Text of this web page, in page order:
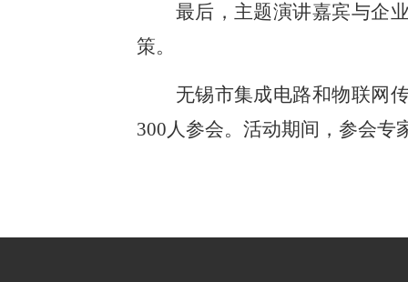
最后，主题演讲嘉宾与企
策。
无锡市集成电路和物联网
300人参会。活动期间，参会专